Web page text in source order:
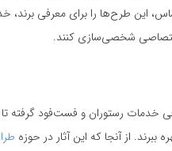
این طرح‌ها را برای معرفی
اختصاصی شخصی‌سازی کنند.
خدمات رستوران و فست‌فود گرفته
از آنجا که این آثار در حوزه